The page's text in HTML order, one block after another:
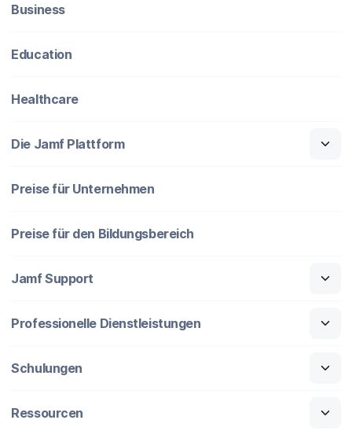
Business
Education
Healthcare
Die Jamf Plattform
Preise für Unternehmen
Preise für den Bildungsbereich
Jamf Support
Professionelle Dienstleistungen
Schulungen
Ressourcen